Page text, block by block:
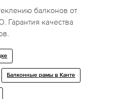
балконов от
Гарантия качества
Балконные рамы в Канте